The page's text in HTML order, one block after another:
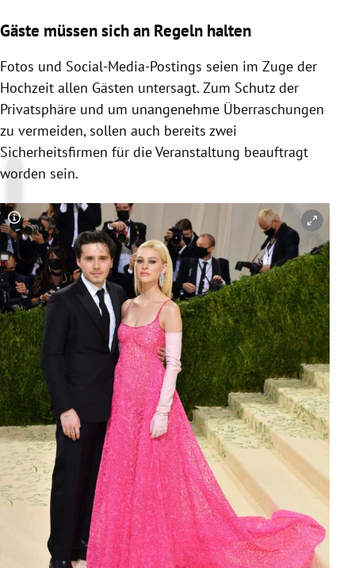
Gäste müssen sich an Regeln halten
Fotos und Social-Media-Postings seien im Zuge der
Hochzeit allen Gästen untersagt. Zum Schutz der
Privatsphäre und um unangenehme Überraschungen
zu vermeiden, sollen auch bereits zwei
Sicherheitsfirmen für die Veranstaltung beauftragt
worden sein.
Copyright-Hinweis öffnen/schließen